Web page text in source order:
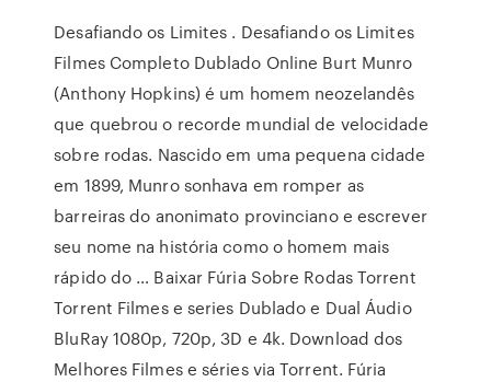
Desafiando os Limites . Desafiando os Limites
Filmes Completo Dublado Online Burt Munro
(Anthony Hopkins) é um homem neozelandês
que quebrou o recorde mundial de velocidade
sobre rodas. Nascido em uma pequena cidade
em 1899, Munro sonhava em romper as
barreiras do anonimato provinciano e escrever
seu nome na história como o homem mais
rápido do … Baixar Fúria Sobre Rodas Torrent
Torrent Filmes e series Dublado e Dual Áudio
BluRay 1080p, 720p, 3D e 4k. Download dos
Melhores Filmes e séries via Torrent. Fúria